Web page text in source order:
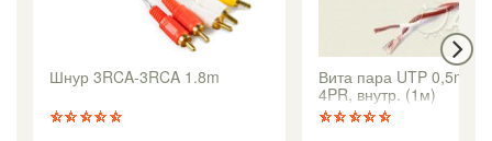
Шнур 3RCA-3RCA 1.8m
Вита пара UTP 0,5mm
4PR, внутр. (1м)